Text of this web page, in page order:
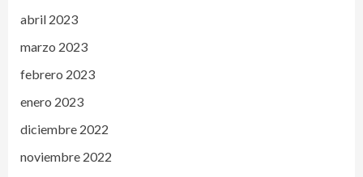
abril 2023
marzo 2023
febrero 2023
enero 2023
diciembre 2022
noviembre 2022